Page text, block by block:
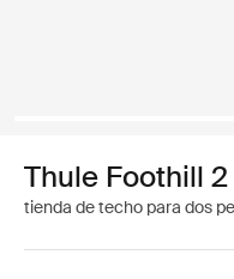
Thule Foothill 2
tienda de techo para dos